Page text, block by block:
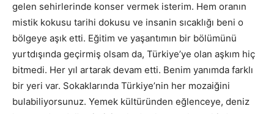
gelen sehirlerinde konser vermek isterim. Hem oranın
mistik kokusu tarihi dokusu ve insanin sıcaklığı beni o
bölgeye aşık etti. Eğitim ve yaşantımın bir bölümünü
yurtdışında geçirmiş olsam da, Türkiye’ye olan aşkım hiç
bitmedi. Her yıl artarak devam etti. Benim yanımda farklı
bir yeri var. Sokaklarında Türkiye’nin her mozaiğini
bulabiliyorsunuz. Yemek kültüründen eğlenceye, deniz